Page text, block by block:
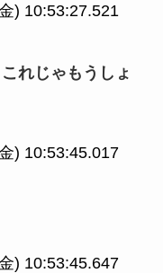
) 10:53:27.521
れじゃもうしょ
) 10:53:45.017
) 10:53:45.647